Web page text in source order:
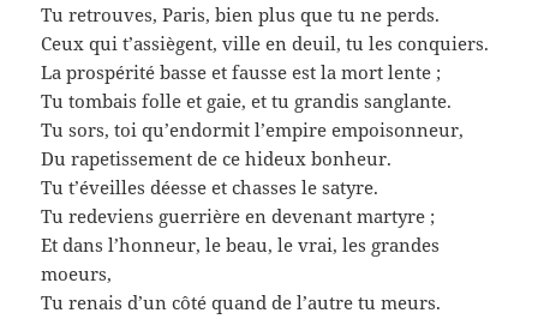
Tu retrouves, Paris, bien plus que tu ne perds.
Ceux qui t’assiègent, ville en deuil, tu les conquiers.
La prospérité basse et fausse est la mort lente ;
Tu tombais folle et gaie, et tu grandis sanglante.
Tu sors, toi qu’endormit l’empire empoisonneur,
Du rapetissement de ce hideux bonheur.
Tu t’éveilles déesse et chasses le satyre.
Tu redeviens guerrière en devenant martyre ;
Et dans l’honneur, le beau, le vrai, les grandes
moeurs,
Tu renais d’un côté quand de l’autre tu meurs.